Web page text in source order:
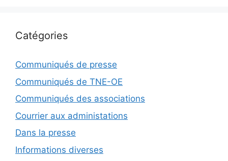
Catégories
Communiqués de presse
Communiqués de TNE-OE
Communiqués des associations
Courrier aux administations
Dans la presse
Informations diverses